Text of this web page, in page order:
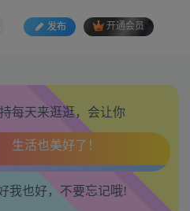
发布 开通会员
每天来逛逛，会让你
腰也不酸了！
工作也轻松了！
我也好，不要忘记哦!